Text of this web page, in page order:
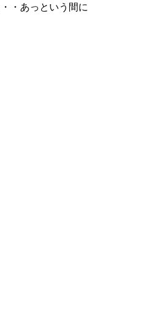
・あっという間に